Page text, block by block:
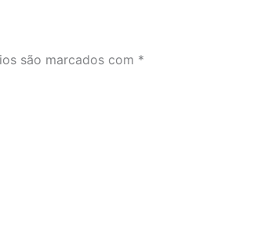
são marcados com *